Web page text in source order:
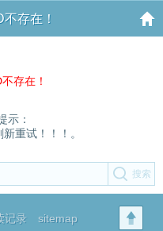
存在！
存在！
示：
重试！！！。
记录 sitemap